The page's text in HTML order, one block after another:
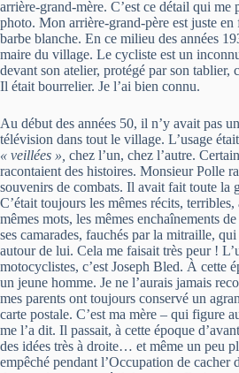
arrière-grand-mère. C’est ce détail qui me
photo. Mon arrière-grand-père est juste en
barbe blanche. En ce milieu des années
maire du village. Le cycliste est un
devant son atelier, protégé par son tablier,
Il était bourrelier. Je l’ai bien connu.
Au début des années 50, il n’y avait pas
télévision dans tout le village. L’usage
« veillées », chez l’un, chez l’autre.
racontaient des histoires. Monsieur Polle
souvenirs de combats. Il avait fait toute la
C’était toujours les mêmes récits,
mêmes mots, les mêmes enchaînements
ses camarades, fauchés par la mitraille,
autour de lui. Cela me faisait très peur !
motocyclistes, c’est Joseph Bled. À cette
un jeune homme. Je ne l’aurais jamais
mes parents ont toujours conservé un
carte postale. C’est ma mère – qui figure
me l’a dit. Il passait, à cette époque
des idées très à droite… et même un peu
empêché pendant l’Occupation de cacher